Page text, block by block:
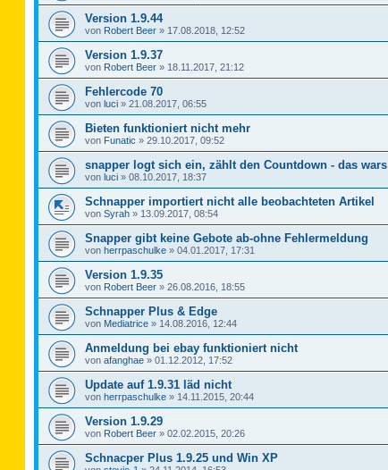
Version 1.9.44
von Robert Beer » 17.08.2018, 12:52
Version 1.9.37
von Robert Beer » 18.11.2017, 21:12
Fehlercode 70
von luci » 21.08.2017, 06:55
Bieten funktioniert nicht mehr
von Funatic » 29.10.2017, 09:52
snapper logt sich ein, zählt den Countdown - das wars
von luci » 08.10.2017, 18:37
Schnapper importiert nicht alle beobachteten Artikel
von Syrah » 13.09.2017, 08:54
Snapper gibt keine Gebote ab-ohne Fehlermeldung
von herrpaschulke » 04.01.2017, 17:31
Version 1.9.35
von Robert Beer » 26.08.2016, 18:55
Schnapper Plus & Edge
von Mediatrice » 14.08.2016, 12:44
Anmeldung bei ebay funktioniert nicht
von afanghae » 01.12.2012, 17:52
Update auf 1.9.31 läd nicht
von herrpaschulke » 14.11.2015, 20:44
Version 1.9.29
von Robert Beer » 02.02.2015, 20:26
Schnacper Plus 1.9.25 und Win XP